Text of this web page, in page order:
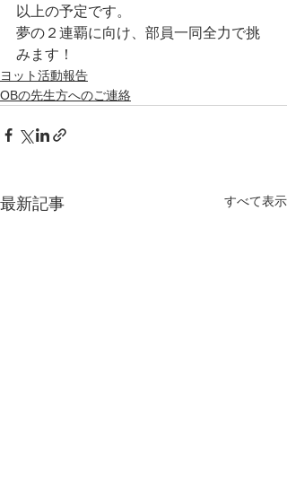
以上の予定です。
夢の２連覇に向け、部員一同全力で挑
みます！
ヨット活動報告
OBの先生方へのご連絡
最新記事 すべて表示